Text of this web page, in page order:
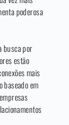
poderosa
busca por
estão
mais
baseado em